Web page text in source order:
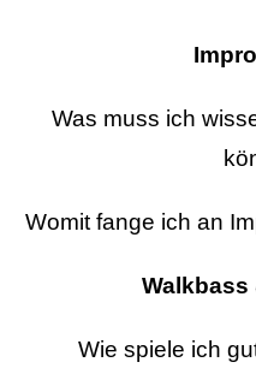
Was muss ich
Womit fange ich an
Walkbass
Wie spiele ich